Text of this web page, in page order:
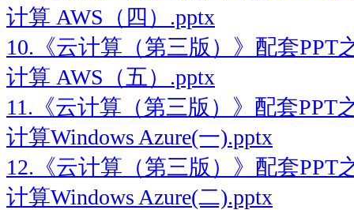
计算 AWS（四）.pptx
10.《云计算（第三版）》配套PPT
计算 AWS（五）.pptx
11.《云计算（第三版）》配套PPT
计算Windows Azure(一).pptx
12.《云计算（第三版）》配套PPT
计算Windows Azure(二).pptx